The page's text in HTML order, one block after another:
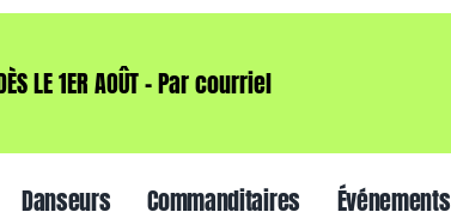
LE 1ER AOÛT – Par courriel
Danseurs Commanditaires Événements